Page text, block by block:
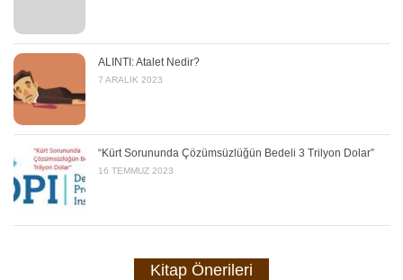
ALINTI: Atalet Nedir?
7 ARALIK 2023
“Kürt Sorununda Çözümsüzlüğün Bedeli 3 Trilyon Dolar”
16 TEMMUZ 2023
Kitap Önerileri